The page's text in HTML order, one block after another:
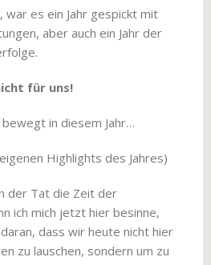
war es ein Jahr gespickt mit
aber auch ein Jahr der
für uns!
in diesem Jahr…
Highlights des Jahres)
der Tat die Zeit der
ich mich jetzt hier besinne,
dass wir heute nicht hier
zu lauschen, sondern um zu